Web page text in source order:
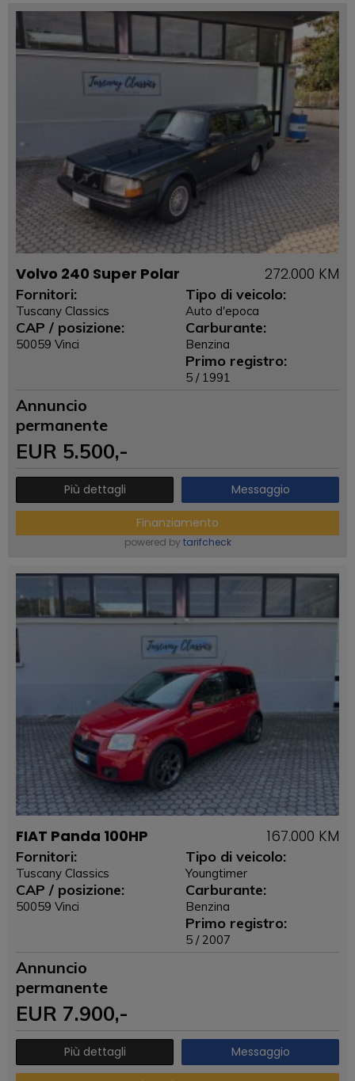
Volvo 240 Super Polar 272.000 KM
Fornitori:
Tuscany Classics
CAP / posizione:
50059 Vinci
Tipo di veicolo:
Auto d'epoca
Carburante:
Benzina
Primo registro:
5 / 1991
Annuncio
permanente
EUR 5.500,-
Più dettagli Messaggio
Finanziamento
powered by tarifcheck
FIAT Panda 100HP 167.000 KM
Fornitori:
Tuscany Classics
CAP / posizione:
50059 Vinci
Tipo di veicolo:
Youngtimer
Carburante:
Benzina
Primo registro:
5 / 2007
Annuncio
permanente
EUR 7.900,-
Più dettagli Messaggio